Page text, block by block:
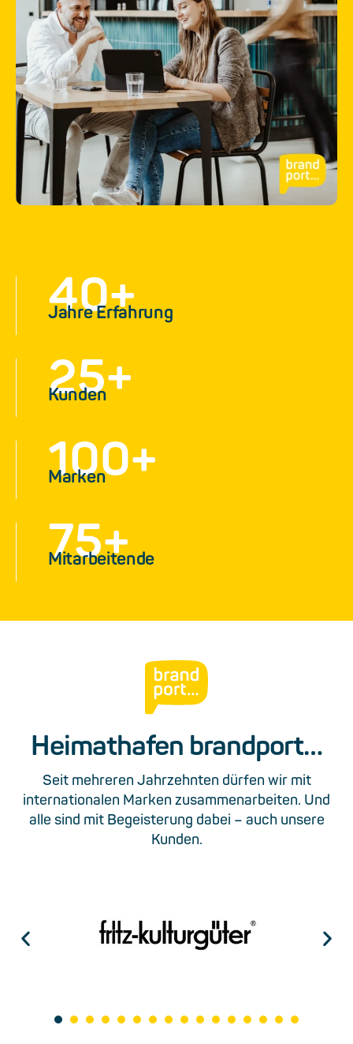
40+
Jahre Erfahrung
25+
Kunden
100+
Marken
75+
Mitarbeitende
Heimathafen brandport…
Seit mehreren Jahrzehnten dürfen wir mit
internationalen Marken zusammenarbeiten. Und
alle sind mit Begeisterung dabei – auch unsere
Kunden.